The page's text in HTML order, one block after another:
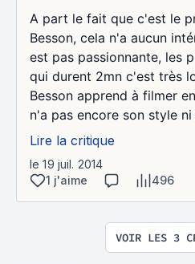
A part le fait que c'est le
Besson, cela n'a aucun
est pas passionnante, les
qui durent 2mn c'est très
Besson apprend à filmer
n'a pas encore son style ni
Lire la critique
le 19 juil. 2014
1 j'aime
496
VOIR LES 3